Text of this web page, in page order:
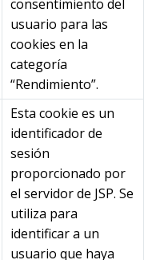
consentimiento del
usuario para las
cookies en la
categoría
“Rendimiento”.
Esta cookie es un
identificador de
sesión
proporcionado por
el servidor de JSP. Se
utiliza para
identificar a un
usuario que haya